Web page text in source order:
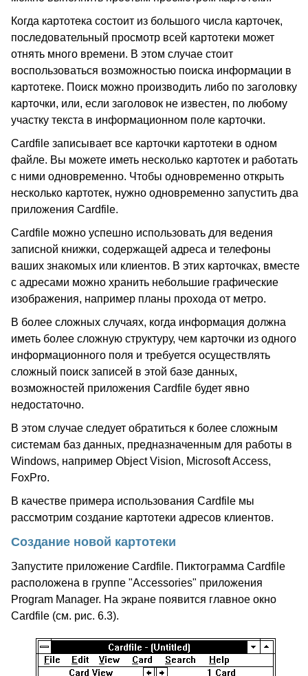
Когда картотека состоит из большого числа карточек,
последовательный просмотр всей картотеки может
отнять много времени. В этом случае стоит
воспользоваться возможностью поиска информации в
картотеке. Поиск можно производить либо по заголовку
карточки, или, если заголовок не известен, по любому
участку текста в информационном поле карточки.
Cardfile записывает все карточки картотеки в одном
файле. Вы можете иметь несколько картотек и работать
с ними одновременно. Чтобы одновременно открыть
несколько картотек, нужно одновременно запустить два
приложения Cardfile.
Cardfile можно успешно использовать для ведения
записной книжки, содержащей адреса и телефоны
ваших знакомых или клиентов. В этих карточках, вместе
с адресами можно хранить небольшие графические
изображения, например планы прохода от метро.
В более сложных случаях, когда информация должна
иметь более сложную структуру, чем карточки из одного
информационного поля и требуется осуществлять
сложный поиск записей в этой базе данных,
возможностей приложения Cardfile будет явно
недостаточно.
В этом случае следует обратиться к более сложным
системам баз данных, предназначенным для работы в
Windows, например Object Vision, Microsoft Access,
FoxPro.
В качестве примера использования Cardfile мы
рассмотрим создание картотеки адресов клиентов.
Создание новой картотеки
Запустите приложение Cardfile. Пиктограмма Cardfile
расположена в группе "Accessories" приложения
Program Manager. На экране появится главное окно
Cardfile (см. рис. 6.3).